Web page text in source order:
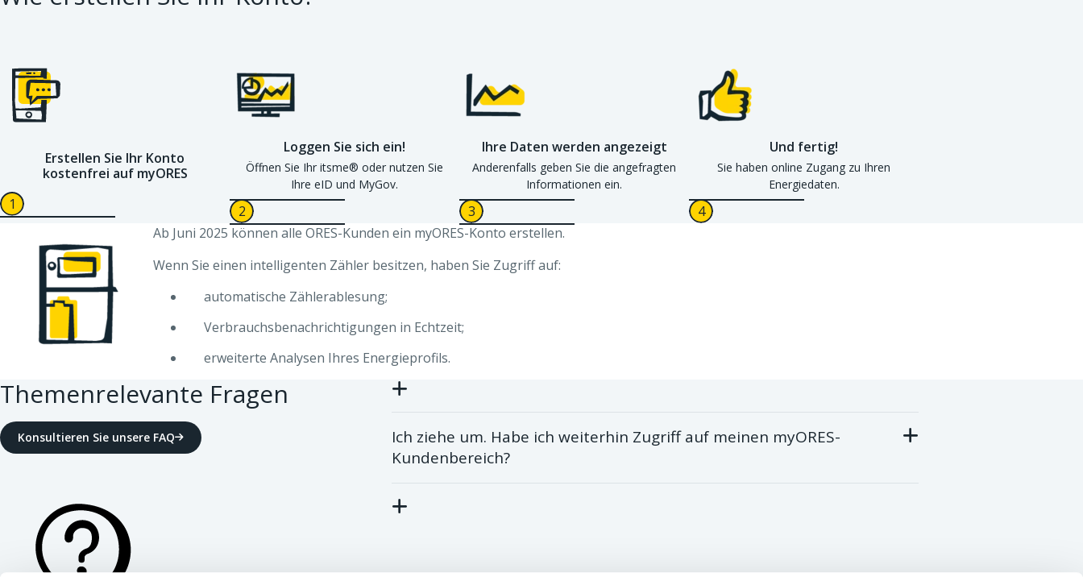
Erstellen Sie Ihr Konto
kostenfrei auf myORES
Loggen Sie sich ein!
Öffnen Sie Ihr itsme® oder nutzen Sie
Ihre eID und MyGov.
Ihre Daten werden angezeigt
Anderenfalls geben Sie die angefragten
Informationen ein.
Und fertig!
Sie haben online Zugang zu Ihren
Energiedaten.
Ab Juni 2025 können alle ORES-Kunden ein myORES-Konto erstellen.
Wenn Sie einen intelligenten Zähler besitzen, haben Sie Zugriff auf:
automatische Zählerablesung;
Verbrauchsbenachrichtigungen in Echtzeit;
erweiterte Analysen Ihres Energieprofils.
Themenrelevante Fragen
Konsultieren Sie unsere FAQ
Ich ziehe um. Habe ich weiterhin Zugriff auf meinen myORES-
Kundenbereich?
Wenn sie in eine Wohnung mit einem Smart Meter umziehen, haben Sie automatisch